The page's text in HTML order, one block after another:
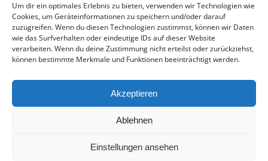
Um dir ein optimales Erlebnis zu bieten, verwenden wir Technologien wie
Cookies, um Geräteinformationen zu speichern und/oder darauf
zuzugreifen. Wenn du diesen Technologien zustimmst, können wir Daten
wie das Surfverhalten oder eindeutige IDs auf dieser Website
verarbeiten. Wenn du deine Zustimmung nicht erteilst oder zurückziehst,
können bestimmte Merkmale und Funktionen beeinträchtigt werden.
Akzeptieren
Ablehnen
Einstellungen ansehen
HOME|ÜBER UNS|IMPRESSUM |DATENSCHUTZ
BILDNACHWEISE
Copyright 2025